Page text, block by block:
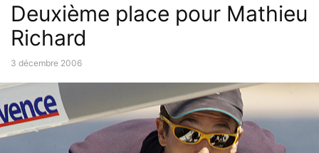
Deuxième place pour Mathieu
Richard
3 décembre 2006